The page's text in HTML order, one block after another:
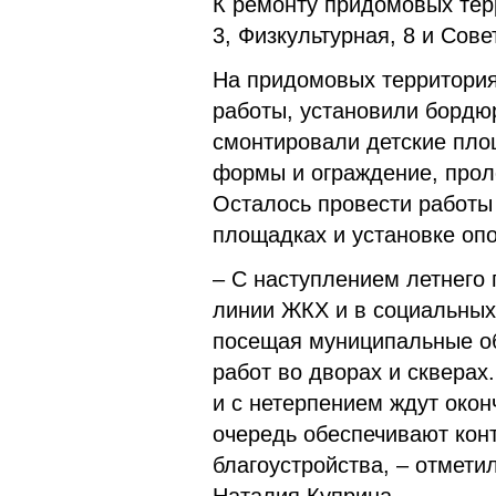
3, Физкультурная, 8 и
На придомовых
работы, установили
смонтировали детские
формы и ограждение,
Осталось провести
площадках и установке
– С наступлением
линии ЖКХ и в
посещая муниципальные
работ во дворах и
и с нетерпением ждут
очередь обеспечивают
благоустройства, –